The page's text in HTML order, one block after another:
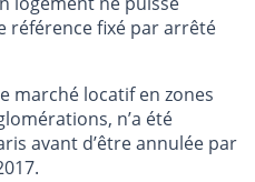
référence fixé par arrêté
marché locatif en zones
n’a été
avant d’être annulée par